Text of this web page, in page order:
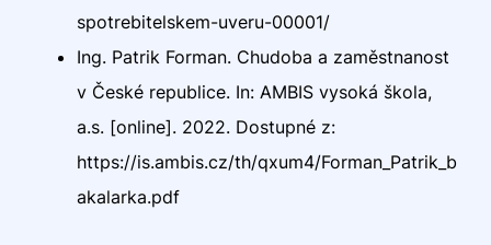
spotrebitelskem-uveru-00001/
Ing. Patrik Forman. Chudoba a zaměstnanost
v České republice. In: AMBIS vysoká škola,
a.s. [online]. 2022. Dostupné z:
https://is.ambis.cz/th/qxum4/Forman_Patrik_b
akalarka.pdf